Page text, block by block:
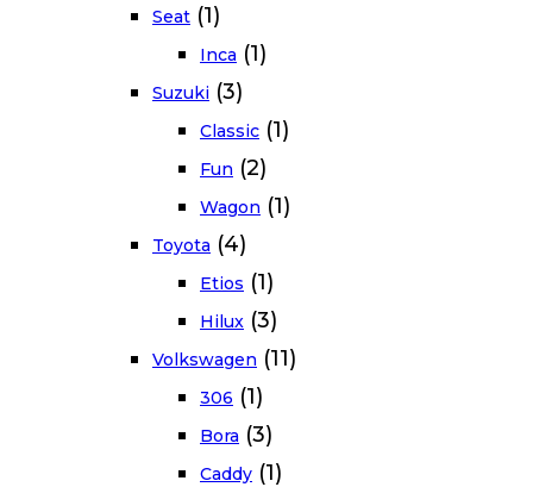
Seat (1)
Inca (1)
Suzuki (3)
Classic (1)
Fun (2)
Wagon (1)
Toyota (4)
Etios (1)
Hilux (3)
Volkswagen (11)
306 (1)
Bora (3)
Caddy (1)